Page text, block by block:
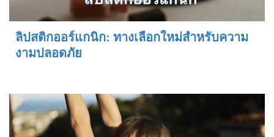
ลิปสติกออร์แกนิก: ทางเลือกใหม่สำหรับความ
งามปลอดภัย